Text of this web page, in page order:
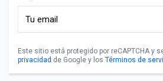
Este sitio está protegido por reCAPTCHA y
privacidad de Google y los Términos de